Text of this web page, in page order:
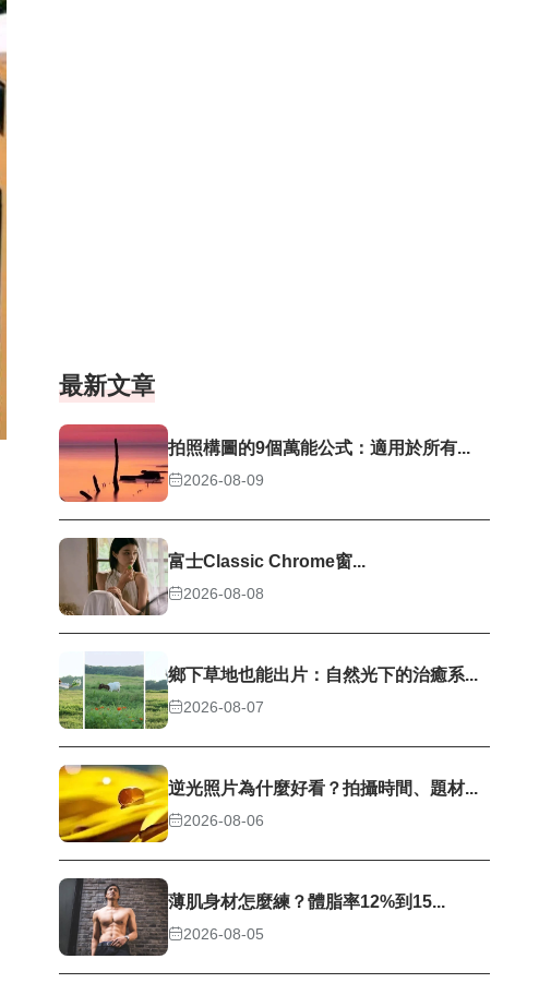
最新文章
拍照構圖的9個萬能公式：適用於所有...
2026-08-09
富士Classic Chrome窗...
2026-08-08
鄉下草地也能出片：自然光下的治癒系...
2026-08-07
逆光照片為什麼好看？拍攝時間、題材...
2026-08-06
薄肌身材怎麼練？體脂率12%到15...
2026-08-05